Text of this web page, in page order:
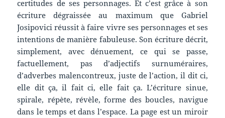
certitudes de ses personnages. Et c’est grâce à son
écriture dégraissée au maximum que Gabriel
Josipovici réussit à faire vivre ses personnages et ses
intentions de manière fabuleuse. Son écriture décrit,
simplement, avec dénuement, ce qui se passe,
factuellement, pas d’adjectifs surnuméraires,
d’adverbes malencontreux, juste de l’action, il dit ci,
elle dit ça, il fait ci, elle fait ça. L’écriture sinue,
spirale, répète, révèle, forme des boucles, navigue
dans le temps et dans l’espace. La page est un miroir